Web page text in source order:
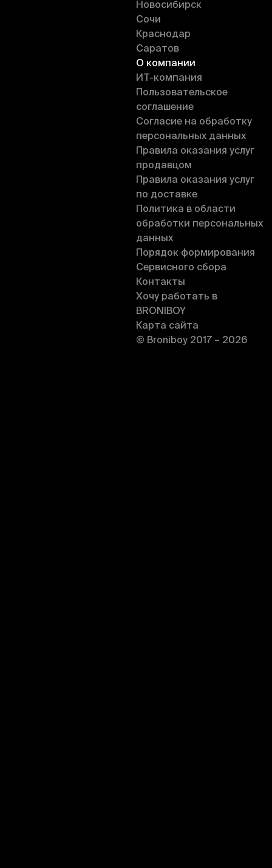
Новосибирск
Сочи
Краснодар
Саратов
О компании
ИT-компания
Пользовательское
соглашение
Согласие на обработку
персональных данных
Правила оказания услуг
продавцом
Правила оказания услуг
по доставке
Политика в области
обработки персональных
данных
Порядок формирования
Сервисного сбора
Контакты
Хочу работать в
BRONIBOY
Карта сайта
© Broniboy 2017 – 2026